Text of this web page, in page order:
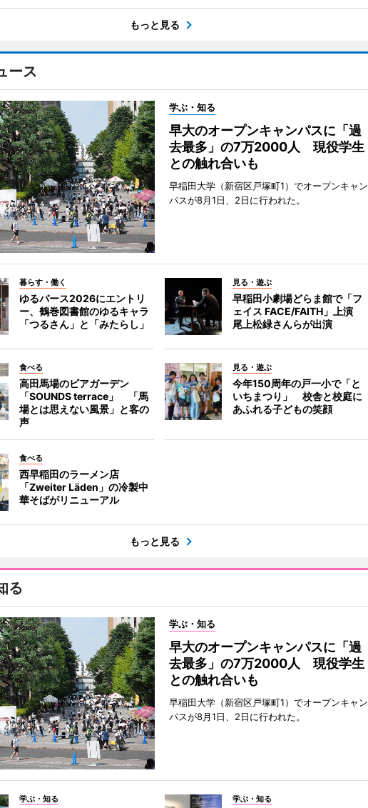
もっと見る
ース
学ぶ・知る
早大のオープンキャンパスに「過
去最多」の7万2000人 現役学生
との触れ合いも
早稲田大学（新宿区戸塚町1）でオープンキャン
パスが8月1日、2日に行われた。
暮らす・働く
ゆるバース2026にエントリ
ー、鶴巻図書館のゆるキャラ
「つるさん」と「みたらし」
見る・遊ぶ
早稲田小劇場どらま館で「フ
ェイス FACE/FAITH」上演
尾上松緑さんらが出演
食べる
高田馬場のビアガーデン
「SOUNDS terrace」 「馬
場とは思えない風景」と客の
声
見る・遊ぶ
今年150周年の戸一小で「と
いちまつり」 校舎と校庭に
あふれる子どもの笑顔
食べる
西早稲田のラーメン店
「Zweiter Läden」の冷製中
華そばがリニューアル
もっと見る
る
学ぶ・知る
早大のオープンキャンパスに「過
去最多」の7万2000人 現役学生
との触れ合いも
早稲田大学（新宿区戸塚町1）でオープンキャン
パスが8月1日、2日に行われた。
学ぶ・知る 学ぶ・知る